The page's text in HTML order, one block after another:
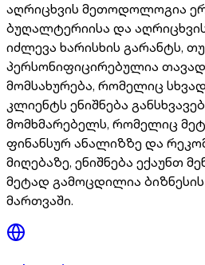
აღრიცხვის მეთოდოლოგია
ბუღალტერიისა და
იძლევა ხარისხის გარანტს,
პერსონიფიცირებულია თავად
მომსახურება, რომელიც
კლიენტს ენიშნება
მომხმარებელს, რომელიც მეტ
ფინანსურ ანალიზზე და
მიღებაზე, ენიშნება ექაუნთ
მეტად გამოცდილია
მართვაში.